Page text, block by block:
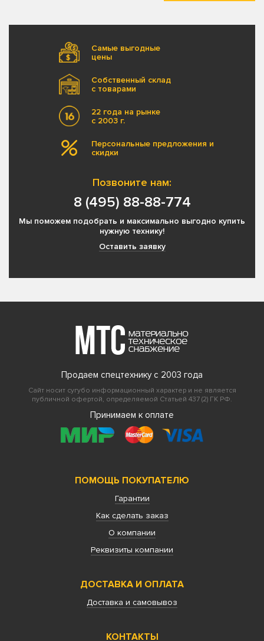
Самые выгодные
цены
Собственный склад
с товарами
22 года на рынке
с 2003 г.
Персональные предложения и
скидки
Позвоните нам:
8 (495) 88-88-774
Мы поможем подобрать и максимально выгодно купить
нужную технику!
Оставить заявку
Продаем спецтехнику с 2003 года
Сайт носит сугубо информационный характер и не является
публичной офертой, определяемой Статьей 437 (2) ГК РФ.
Принимаем к оплате
ПОМОЩЬ ПОКУПАТЕЛЮ
Гарантии
Как сделать заказ
О компании
Реквизиты компании
ДОСТАВКА И ОПЛАТА
Доставка и самовывоз
КОНТАКТЫ